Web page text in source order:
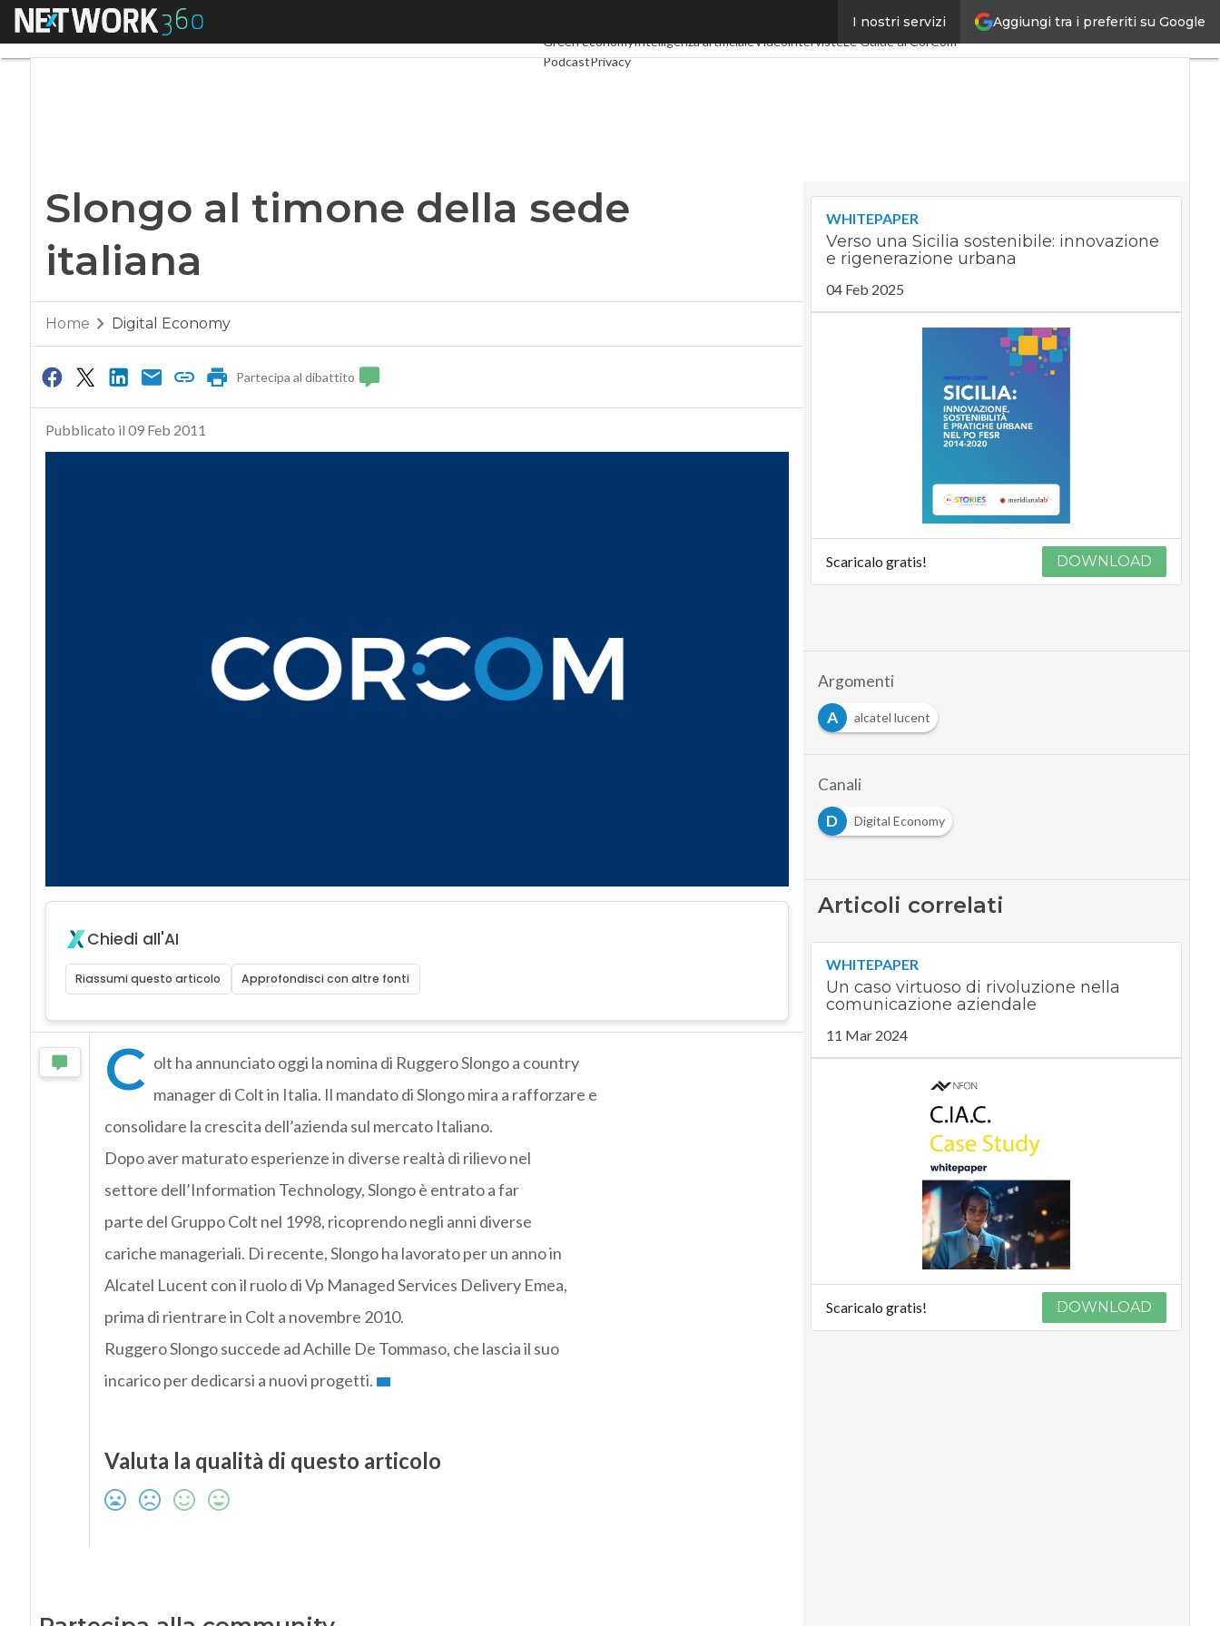
Aggiungi tra i preferiti su Google
I nostri servizi
Menu SpacEconomyPA Digitale
Green economyIntelligenza artificialeVideointervisteLe Guide di CorCom
PodcastPrivacy
Slongo al timone della sede
italiana
Home Digital Economy
Partecipa al dibattito
Pubblicato il 09 Feb 2011
Chiedi all'AI
Riassumi questo articolo Approfondisci con altre fonti
C olt ha annunciato oggi la nomina di Ruggero Slongo a country
manager di Colt in Italia. Il mandato di Slongo mira a rafforzare e
consolidare la crescita dell’azienda sul mercato Italiano.
Dopo aver maturato esperienze in diverse realtà di rilievo nel
settore dell’Information Technology, Slongo è entrato a far
parte del Gruppo Colt nel 1998, ricoprendo negli anni diverse
cariche manageriali. Di recente, Slongo ha lavorato per un anno in
Alcatel Lucent con il ruolo di Vp Managed Services Delivery Emea,
prima di rientrare in Colt a novembre 2010.
Ruggero Slongo succede ad Achille De Tommaso, che lascia il suo
incarico per dedicarsi a nuovi progetti.
Valuta la qualità di questo articolo
WHITEPAPER
Verso una Sicilia sostenibile: innovazione
e rigenerazione urbana
04 Feb 2025
Scaricalo gratis! DOWNLOAD
Argomenti
A
alcatel lucent
Canali
D
Digital Economy
Articoli correlati
WHITEPAPER
Un caso virtuoso di rivoluzione nella
comunicazione aziendale
11 Mar 2024
Scaricalo gratis! DOWNLOAD